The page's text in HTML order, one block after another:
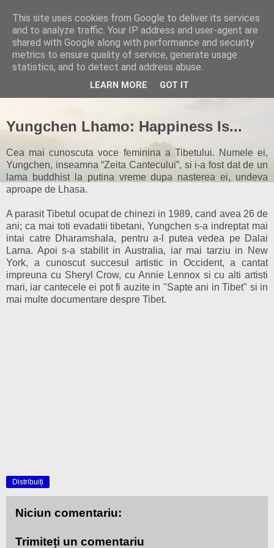
Yungchen Lhamo: Happiness Is...
Cea mai cunoscuta voce feminina a Tibetului. Numele ei,
Yungchen, inseamna “Zeita Cantecului”, si i-a fost dat de un
lama buddhist la putina vreme dupa nasterea ei, undeva
aproape de Lhasa.
A parasit Tibetul ocupat de chinezi in 1989, cand avea 26 de
ani; ca mai toti evadatii tibetani, Yungchen s-a indreptat mai
intai catre Dharamshala, pentru a-l putea vedea pe Dalai
Lama. Apoi s-a stabilit in Australia, iar mai tarziu in New
York, a cunoscut succesul artistic in Occident, a cantat
impreuna cu Sheryl Crow, cu Annie Lennox si cu alti artisti
mari, iar cantecele ei pot fi auzite in "Sapte ani in Tibet" si in
mai multe documentare despre Tibet.
Distribuiți
Niciun comentariu:
Trimiteți un comentariu
This site uses cookies from Google to deliver its services
and to analyze traffic. Your IP address and user-agent are
shared with Google along with performance and security
metrics to ensure quality of service, generate usage
statistics, and to detect and address abuse.
LEARN MORE GOT IT